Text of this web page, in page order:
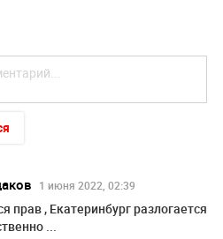
1 июня 2022, 02:39
прав , Екатеринбург разлогается
...